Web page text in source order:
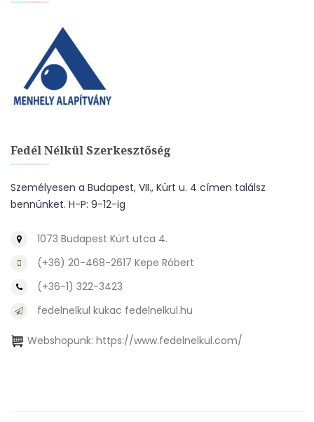
Fedél Nélkül Szerkesztőség
Személyesen a Budapest, VII., Kürt u. 4 címen találsz
bennünket. H-P: 9-12-ig
1073 Budapest Kürt utca 4.
(+36) 20-468-2617 Kepe Róbert
(+36-1) 322-3423
fedelnelkul kukac fedelnelkul.hu
Webshopunk: https://www.fedelnelkul.com/